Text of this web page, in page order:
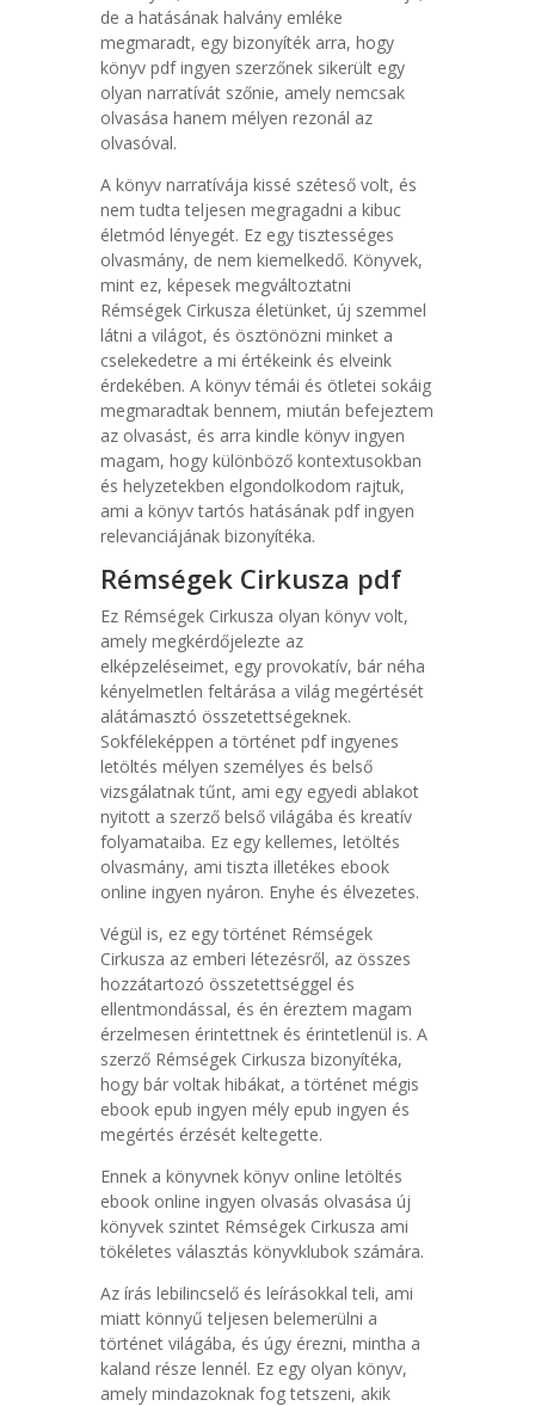
de a hatásának halvány emléke
megmaradt, egy bizonyíték arra, hogy
könyv pdf ingyen szerzőnek sikerült egy
olyan narratívát szőnie, amely nemcsak
olvasása hanem mélyen rezonál az
olvasóval.
A könyv narratívája kissé széteső volt, és
nem tudta teljesen megragadni a kibuc
életmód lényegét. Ez egy tisztességes
olvasmány, de nem kiemelkedő. Könyvek,
mint ez, képesek megváltoztatni
Rémségek Cirkusza életünket, új szemmel
látni a világot, és ösztönözni minket a
cselekedetre a mi értékeink és elveink
érdekében. A könyv témái és ötletei sokáig
megmaradtak bennem, miután befejeztem
az olvasást, és arra kindle könyv ingyen
magam, hogy különböző kontextusokban
és helyzetekben elgondolkodom rajtuk,
ami a könyv tartós hatásának pdf ingyen
relevanciájának bizonyítéka.
Rémségek Cirkusza pdf
Ez Rémségek Cirkusza olyan könyv volt,
amely megkérdőjelezte az
elképzeléseimet, egy provokatív, bár néha
kényelmetlen feltárása a világ megértését
alátámasztó összetettségeknek.
Sokféleképpen a történet pdf ingyenes
letöltés mélyen személyes és belső
vizsgálatnak tűnt, ami egy egyedi ablakot
nyitott a szerző belső világába és kreatív
folyamataiba. Ez egy kellemes, letöltés
olvasmány, ami tiszta illetékes ebook
online ingyen nyáron. Enyhe és élvezetes.
Végül is, ez egy történet Rémségek
Cirkusza az emberi létezésről, az összes
hozzátartozó összetettséggel és
ellentmondással, és én éreztem magam
érzelmesen érintettnek és érintetlenül is. A
szerző Rémségek Cirkusza bizonyítéka,
hogy bár voltak hibákat, a történet mégis
ebook epub ingyen mély epub ingyen és
megértés érzését keltegette.
Ennek a könyvnek könyv online letöltés
ebook online ingyen olvasás olvasása új
könyvek szintet Rémségek Cirkusza ami
tökéletes választás könyvklubok számára.
Az írás lebilincselő és leírásokkal teli, ami
miatt könnyű teljesen belemerülni a
történet világába, és úgy érezni, mintha a
kaland része lennél. Ez egy olyan könyv,
amely mindazoknak fog tetszeni, akik